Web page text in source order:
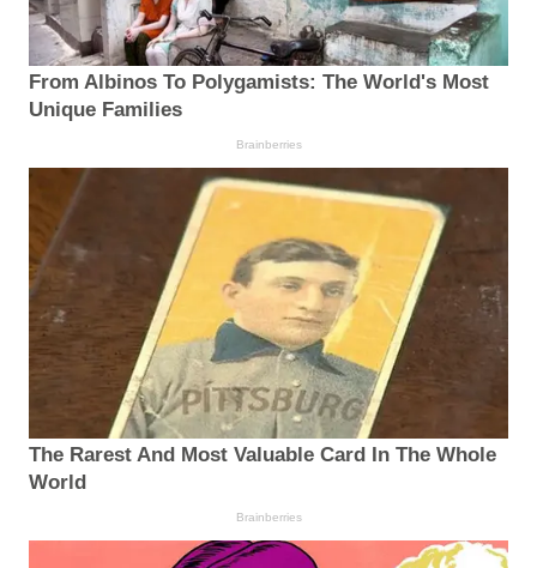
From Albinos To Polygamists: The World's Most
Unique Families
Brainberries
The Rarest And Most Valuable Card In The Whole
World
Brainberries